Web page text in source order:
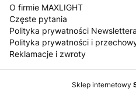
O firmie MAXLIGHT
Częste pytania
Polityka prywatności Newslettera
Polityka prywatności i
Reklamacje i zwroty
Sklep internetowy